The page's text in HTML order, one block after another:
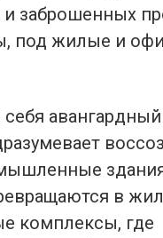
и заброшенных
под жилые и
в
комплексы, где